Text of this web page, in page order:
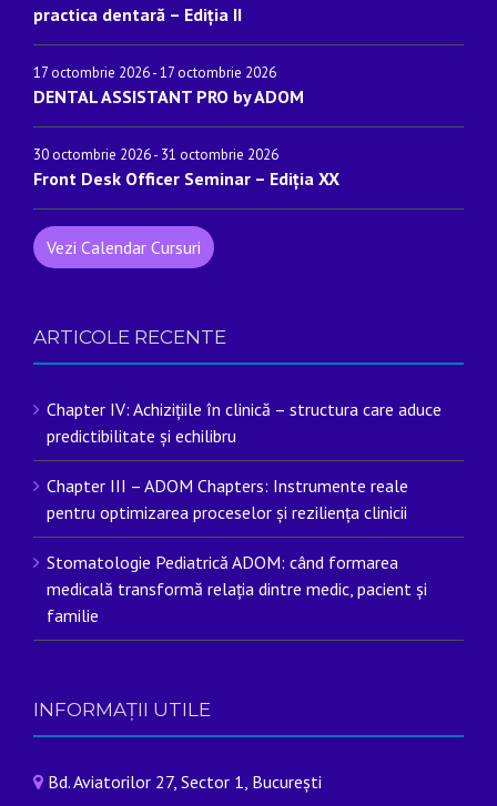
practica dentară – Ediția II
17 octombrie 2026-17 octombrie 2026
DENTAL ASSISTANT PRO by ADOM
30 octombrie 2026- 31 octombrie 2026
Front Desk Officer Seminar – Ediția XX
Vezi Calendar Cursuri
ARTICOLE RECENTE
Chapter IV: Achizițiile în clinică – structura care aduce
predictibilitate și echilibru
Chapter III – ADOM Chapters: Instrumente reale
pentru optimizarea proceselor și reziliența clinicii
Stomatologie Pediatrică ADOM: când formarea
medicală transformă relația dintre medic, pacient și
familie
INFORMAȚII UTILE
Bd. Aviatorilor 27, Sector 1, București